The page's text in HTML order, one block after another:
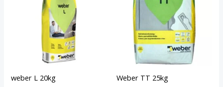
weber L 20kg Weber TT 25kg